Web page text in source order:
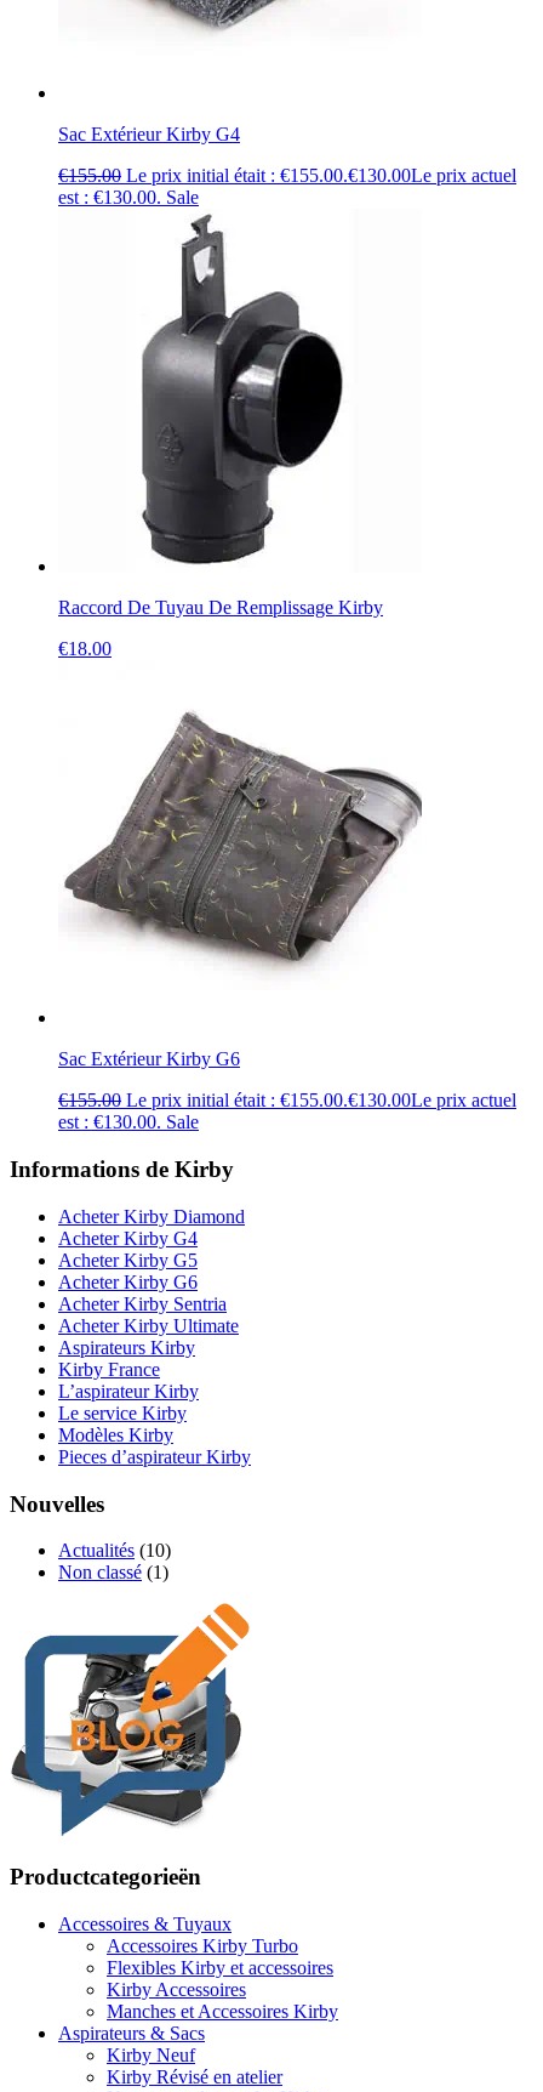
Sac Extérieur Kirby G4
€155.00 Le prix initial était : €155.00.€130.00Le prix actuel
est : €130.00. Sale
Raccord De Tuyau De Remplissage Kirby
€18.00
Sac Extérieur Kirby G6
€155.00 Le prix initial était : €155.00.€130.00Le prix actuel
est : €130.00. Sale
Informations de Kirby
Acheter Kirby Diamond
Acheter Kirby G4
Acheter Kirby G5
Acheter Kirby G6
Acheter Kirby Sentria
Acheter Kirby Ultimate
Aspirateurs Kirby
Kirby France
L’aspirateur Kirby
Le service Kirby
Modèles Kirby
Pieces d’aspirateur Kirby
Nouvelles
Actualités (10)
Non classé (1)
Productcategorieën
Accessoires & Tuyaux
Accessoires Kirby Turbo
Flexibles Kirby et accessoires
Kirby Accessoires
Manches et Accessoires Kirby
Aspirateurs & Sacs
Kirby Neuf
Kirby Révisé en atelier